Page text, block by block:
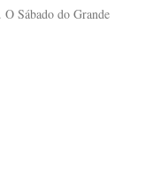
Sábado do Grande